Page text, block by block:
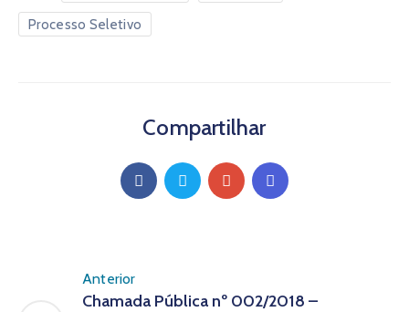
Processo Seletivo
Compartilhar
Anterior
Chamada Pública nº 002/2018 –